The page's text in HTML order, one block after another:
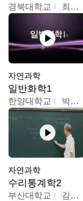
경북대학교 최병조
자연과학
일반화학1
한양대학교 박경호
자연과학
수리통계학2
부산대학교 김충락